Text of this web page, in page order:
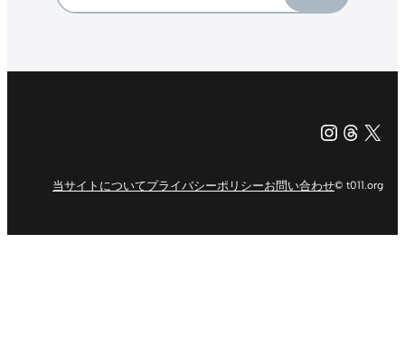
X（旧
当サイトについてプライバシーポリシーお問い合わせ© t011.org